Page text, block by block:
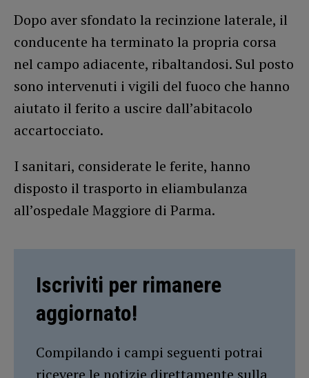
Dopo aver sfondato la recinzione laterale, il
conducente ha terminato la propria corsa
nel campo adiacente, ribaltandosi. Sul posto
sono intervenuti i vigili del fuoco che hanno
aiutato il ferito a uscire dall’abitacolo
accartocciato.
I sanitari, considerate le ferite, hanno
disposto il trasporto in eliambulanza
all’ospedale Maggiore di Parma.
Iscriviti per rimanere
aggiornato!
Compilando i campi seguenti potrai